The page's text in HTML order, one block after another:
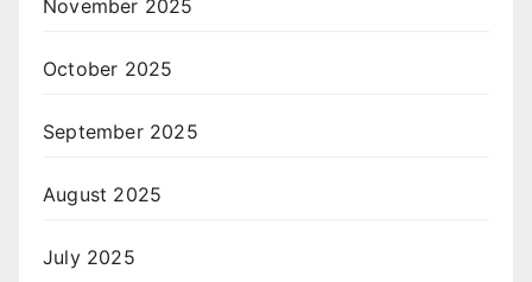
November 2025
October 2025
September 2025
August 2025
July 2025